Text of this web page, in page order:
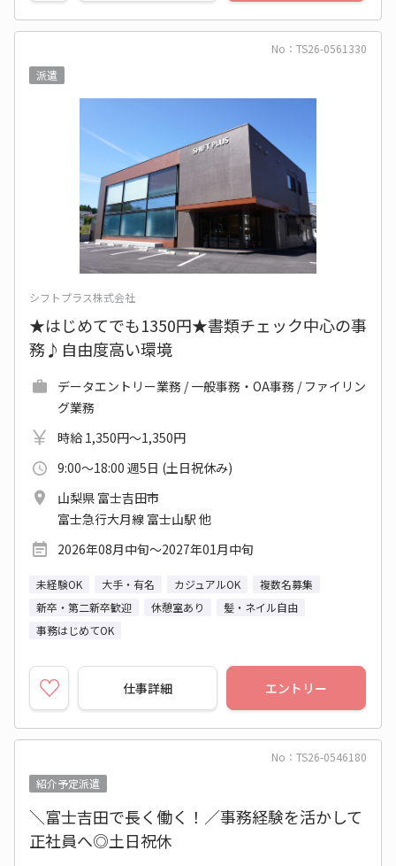
No：TS26-0561330
派遣
シフトプラス株式会社
★はじめてでも1350円★書類チェック中心の事
務♪自由度高い環境
データエントリー業務 / 一般事務・OA事務 / ファイリン
グ業務
時給 1,350円～1,350円
9:00～18:00 週5日 (土日祝休み)
山梨県 富士吉田市
富士急行大月線 富士山駅 他
2026年08月中旬～2027年01月中旬
未経験OK 大手・有名 カジュアルOK
複数名募集
新卒・第二新卒歓迎
休憩室あり
髪・ネイル自由
事務はじめてOK
仕事詳細 エントリー
No：TS26-0546180
紹介予定派遣
＼富士吉田で長く働く！／事務経験を活かして
正社員へ◎土日祝休